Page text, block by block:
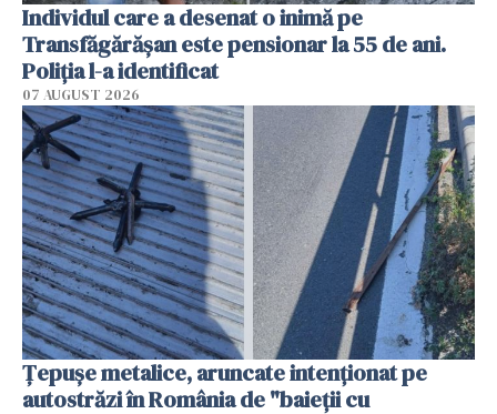
Individul care a desenat o inimă pe
Transfăgărășan este pensionar la 55 de ani.
Poliția l-a identificat
07 AUGUST 2026
Țepușe metalice, aruncate intenționat pe
autostrăzi în România de "baieții cu